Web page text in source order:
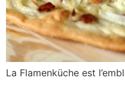
La Flamenküche est